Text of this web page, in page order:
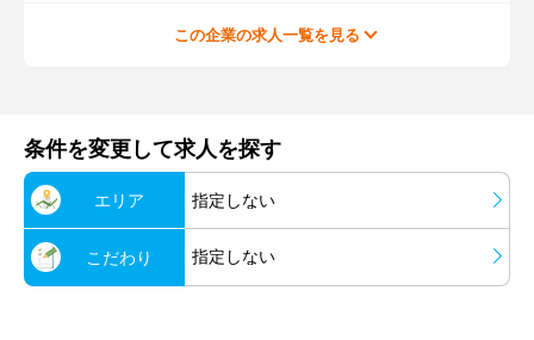
この企業の求人一覧を見る
条件を変更して求人を探す
エリア 指定しない
こだわり 指定しない